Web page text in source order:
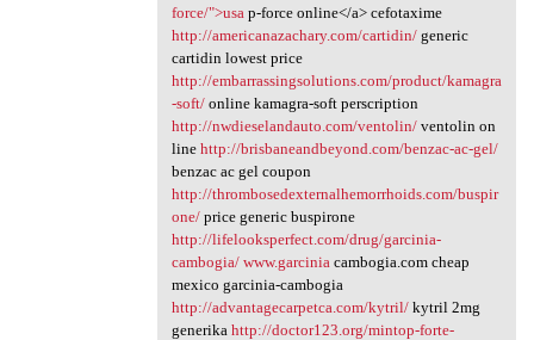
force/">usa p-force online</a> cefotaxime
http://americanazachary.com/cartidin/generic
cartidin lowest price
http://embarrassingsolutions.com/product/kamagra
-soft/online kamagra-soft perscription
http://nwdieselandauto.com/ventolin/ventolin on
line http://brisbaneandbeyond.com/benzac-ac-gel/
benzac ac gel coupon
http://thrombosedexternalhemorrhoids.com/buspir
one/price generic buspirone
http://lifelooksperfect.com/drug/garcinia-
cambogia/ www.garcinia cambogia.com cheap
mexico garcinia-cambogia
http://advantagecarpetca.com/kytril/kytril 2mg
generika http://doctor123.org/mintop-forte-